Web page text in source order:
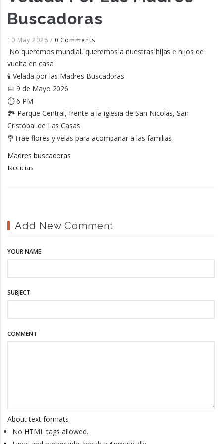
Buscadoras
10 May 2026 / 0 Comments
No queremos mundial, queremos a nuestras hijas e hijos de
vuelta en casa
🕯️ Velada por las Madres Buscadoras
📅 9 de Mayo 2026
⏱️ 6 PM
🏞️ Parque Central, frente a la iglesia de San Nicolás, San
Cristóbal de Las Casas
💐Trae flores y velas para acompañar a las familias
Madres buscadoras
Noticias
Add New Comment
YOUR NAME
SUBJECT
COMMENT
About text formats
No HTML tags allowed.